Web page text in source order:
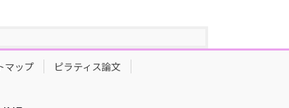
マップ ピラティス論文